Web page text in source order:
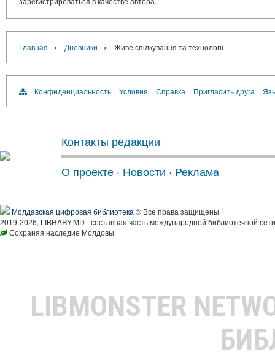
Главная › Дневники › Живе спілкування та технології
Конфиденциальность Условия Справка Пригласить друга
Контакты редакции
О проекте · Новости · Реклама
Молдавская цифровая библиотека © Все права защищены
2019-2026, LIBRARY.MD - составная часть международной библиотечной
Сохраняя наследие Молдовы
LIBMONSTER